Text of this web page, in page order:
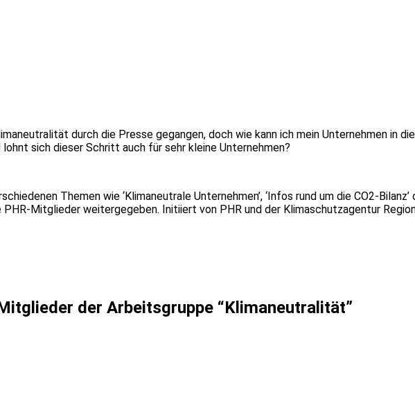
durch die Presse gegangen, doch wie kann ich mein Unternehmen in
sich dieser Schritt auch für sehr kleine Unternehmen?
Themen wie ‘Klimaneutrale Unternehmen’, ‘Infos rund um die CO2-Bilanz’
PHR-Mitglieder weitergegeben. Initiiert von PHR und der Klimaschutzagentur
der Arbeitsgruppe “Klimaneutralität”